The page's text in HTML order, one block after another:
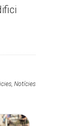
Notícies